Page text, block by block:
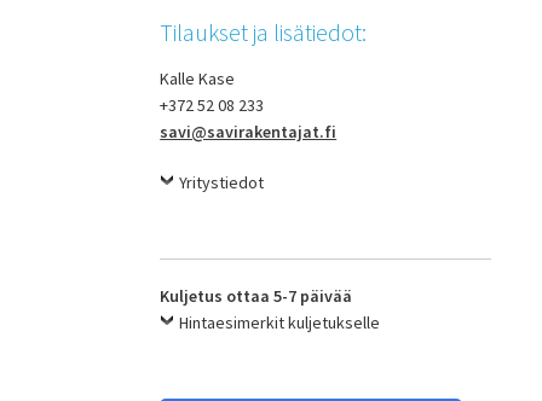
Tilaukset ja lisätiedot:
Kalle Kase
+372 52 08 233
savi@savirakentajat.fi
Yritystiedot
Kuljetus ottaa 5-7 päivää
Hintaesimerkit kuljetukselle